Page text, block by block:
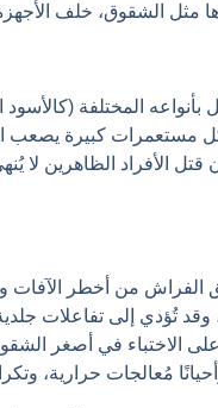
مثل الشقوق، خلف
بأنواعه المختلفة
مستعمرات كبيرة يصعب
قتل الأفراد الظاهرين
الفراش من أخطر الآفات
وقد تُؤدي إلى تفاعلات
على الاختباء في أصغر
مُعالجات حرارية،